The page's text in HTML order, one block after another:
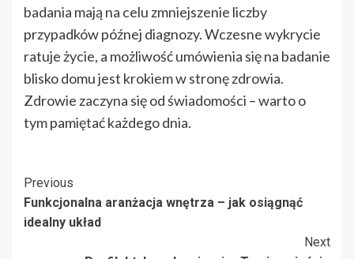
badania mają na celu zmniejszenie liczby
przypadków późnej diagnozy. Wczesne wykrycie
ratuje życie, a możliwość umówienia się na badanie
blisko domu jest krokiem w stronę zdrowia.
Zdrowie zaczyna się od świadomości – warto o
tym pamiętać każdego dnia.
Post
Navigation
Previous
Funkcjonalna aranżacja wnętrza – jak osiągnąć
idealny układ
Next